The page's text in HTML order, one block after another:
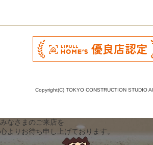
Copyright(C) TOKYO CONSTRUCTION STUDIO
みなさまのご来店を
心よりお待ち申し上げております。